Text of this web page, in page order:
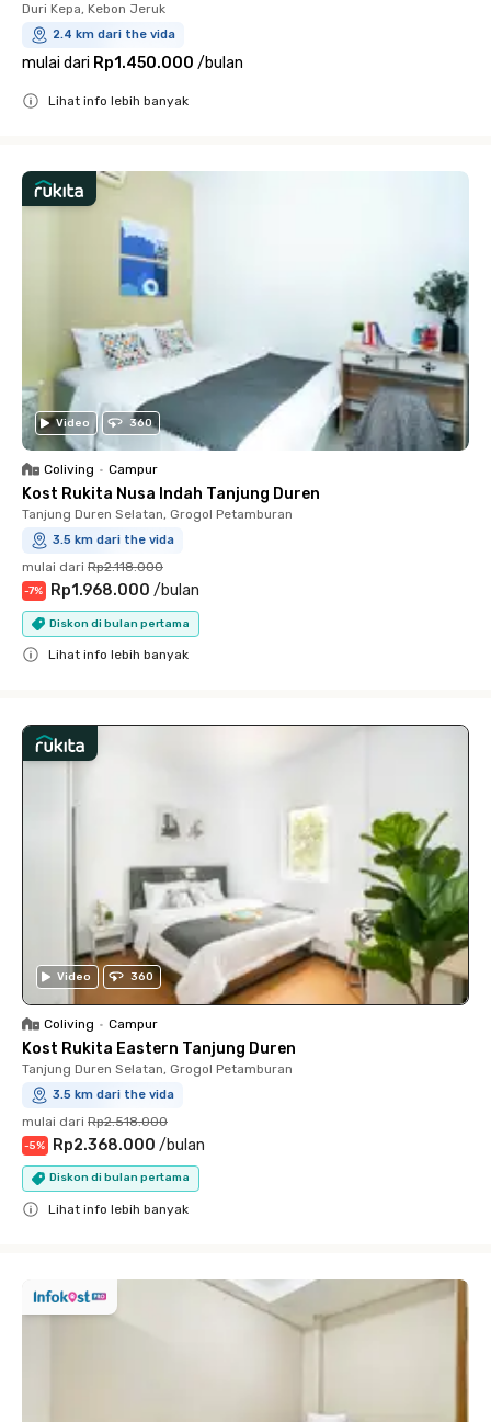
Duri Kepa, Kebon Jeruk
2.4 km dari the vida
mulai dari Rp1.450.000 /bulan
Lihat info lebih banyak
Video 360
Coliving • Campur
Kost Rukita Nusa Indah Tanjung Duren
Tanjung Duren Selatan, Grogol Petamburan
3.5 km dari the vida
mulai dari Rp2.118.000
-7% Rp1.968.000 /bulan
Diskon di bulan pertama
Lihat info lebih banyak
Video 360
Coliving • Campur
Kost Rukita Eastern Tanjung Duren
Tanjung Duren Selatan, Grogol Petamburan
3.5 km dari the vida
mulai dari Rp2.518.000
-5% Rp2.368.000 /bulan
Diskon di bulan pertama
Lihat info lebih banyak